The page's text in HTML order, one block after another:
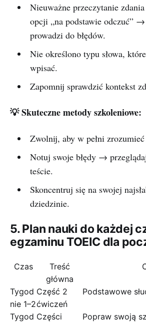
Nieuważne przeczytanie
opcji „na podstawie odczuć” →
prowadzi do błędów.
Nie określono typu słowa,
wpisać.
Zapomnij sprawdzić kontekst
💡 Skuteczne metody szkoleniowe:
Zwolnij, aby w pełni
Notuj swoje błędy →
teście.
Skoncentruj się na swojej
dziedzinie.
5. Plan nauki do każdej
egzaminu TOEIC dla
Czas
Treść
główna
Tygod
nie 1–2
Część 2
ćwiczeń
Podstawowe
Tygod Części
Popraw swoją